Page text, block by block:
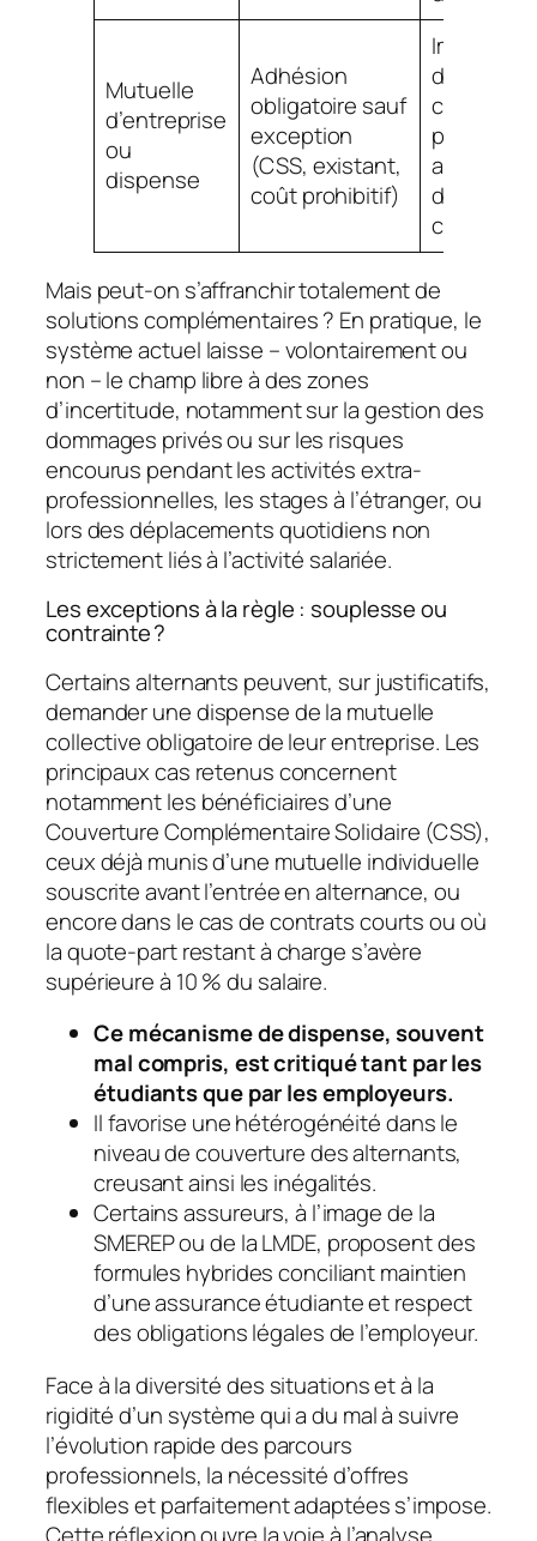
Mutuelle
d’entreprise
ou
dispense
Adhésion
obligatoire sauf
exception
(CSS, existant,
coût prohibitif)
de choisir
plus
dans
cas
Mais peut-on s’affranchir totalement de
solutions complémentaires ? En pratique, le
système actuel laisse – volontairement ou
non – le champ libre à des zones
d’incertitude, notamment sur la gestion des
dommages privés ou sur les risques
encourus pendant les activités extra-
professionnelles, les stages à l’étranger, ou
lors des déplacements quotidiens non
strictement liés à l’activité salariée.
Les exceptions à la règle : souplesse ou
contrainte ?
Certains alternants peuvent, sur justificatifs,
demander une dispense de la mutuelle
collective obligatoire de leur entreprise. Les
principaux cas retenus concernent
notamment les bénéficiaires d’une
Couverture Complémentaire Solidaire (CSS),
ceux déjà munis d’une mutuelle individuelle
souscrite avant l’entrée en alternance, ou
encore dans le cas de contrats courts ou où
la quote-part restant à charge s’avère
supérieure à 10 % du salaire.
Ce mécanisme de dispense, souvent
mal compris, est critiqué tant par les
étudiants que par les employeurs.
Il favorise une hétérogénéité dans le
niveau de couverture des alternants,
creusant ainsi les inégalités.
Certains assureurs, à l’image de la
SMEREP ou de la LMDE, proposent des
formules hybrides conciliant maintien
d’une assurance étudiante et respect
des obligations légales de l’employeur.
Face à la diversité des situations et à la
rigidité d’un système qui a du mal à suivre
l’évolution rapide des parcours
professionnels, la nécessité d’offres
flexibles et parfaitement adaptées s’impose.
Cette réflexion ouvre la voie à l’analyse